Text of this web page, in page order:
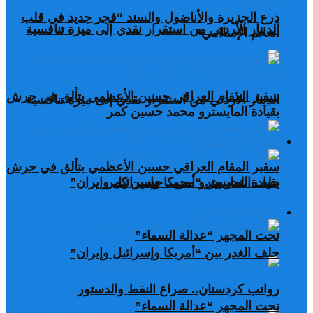
الدينار الأردني من استقرار نقدي إلى ميزة تنافسية
سفير المقام العراقي حسين الأعظمي يتألق في جرش
بقيادة المايسترو محمد حسين كمر
حلف الغدر بين “أمريكا وإسرائيل وإيران”
تحت المجهر “عدالة السماء”
رواتب كردستان.. صراع النفط والدستور
درع الجزيرة والأناضول والسند “فجر جديد في قلب
العالم الإسلامي”
الدينار الأردني من استقرار نقدي إلى ميزة تنافسية
سفير المقام العراقي حسين الأعظمي يتألق في جرش
بقيادة المايسترو محمد حسين كمر
حلف الغدر بين “أمريكا وإسرائيل وإيران”
تحت المجهر “عدالة السماء”